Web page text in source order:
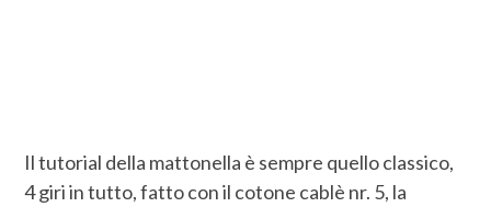
Il tutorial della mattonella è sempre quello classico,
4 giri in tutto, fatto con il cotone cablè nr. 5, la